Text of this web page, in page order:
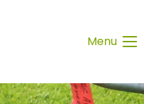
Menu